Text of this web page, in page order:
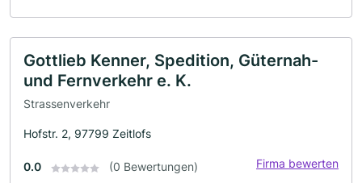
Gottlieb Kenner, Spedition, Güternah-
und Fernverkehr e. K.
Strassenverkehr
Hofstr. 2, 97799 Zeitlofs
0.0 (0 Bewertungen) Firma bewerten